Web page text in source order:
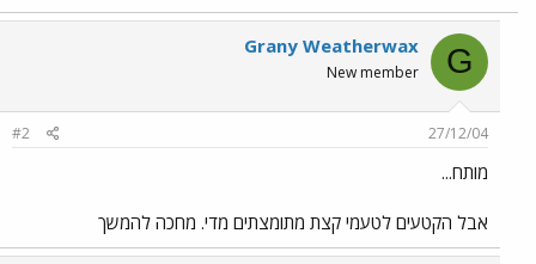
G
Grany Weatherwax
New member
27/12/04
#2
מותח...
אבל הקטעים לטעמי קצת מתומצתים מדי. מחכה להמשך